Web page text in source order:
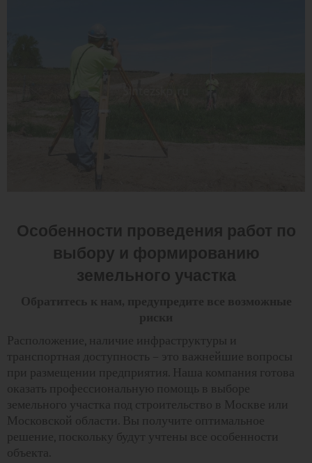
Особенности проведения работ по
выбору и формированию
земельного участка
Расположение, наличие инфраструктуры и
транспортная доступность – это важнейшие вопросы
при размещении предприятия. Наша компания готова
оказать профессиональную помощь в выборе
земельного участка под строительство в Москве или
Московской области. Вы получите оптимальное
решение, поскольку будут учтены все особенности
объекта.